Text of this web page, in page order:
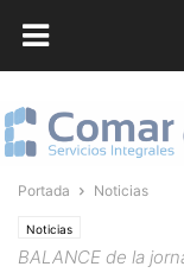
Portada Noticias
Noticias
BALANCE de la